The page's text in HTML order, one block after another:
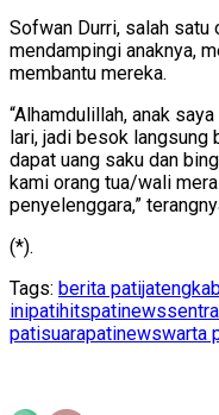
Sofwan Durri, salah satu
mendampingi anaknya,
membantu mereka.
“Alhamdulillah, anak
lari, jadi besok langsung
dapat uang saku dan
kami orang tua/wali
penyelenggara,”
(*).
Tags: berita patijateng
inipatihitspatinews
patisuarapatinewswarta